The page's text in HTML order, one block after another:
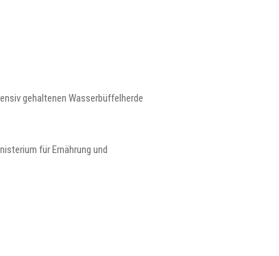
gehaltenen Wasserbüffelherde
für Ernährung und